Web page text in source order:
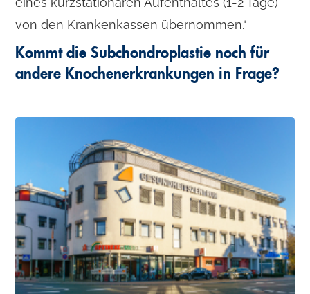
von den Krankenkassen übernommen.“
Kommt die Subchondroplastie noch für
andere Knochenerkrankungen in Frage?